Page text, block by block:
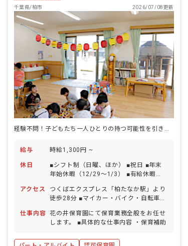
千葉県/柏市
2026/07/08更新
給与 時給1,300円 ~
休日
■シフト制（日曜、ほか） ■祝日 ■年末
年始休暇（12/29～1/3） ■有給休暇
アクセス
つくばエクスプレス「柏たなか駅」より
徒歩28分 ■マイカー・バイク・自転車通
仕事内容 花の井保育園にて保育業務全般をお任せ
します。 ■具体的な仕事内容 ・保育補助